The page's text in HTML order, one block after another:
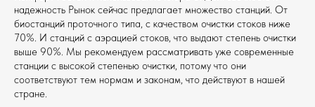
надежность Рынок сейчас предлагает множество станций. От
биостанций проточного типа, с качеством очистки стоков ниже
70%. И станций с аэрацией стоков, что выдают степень очистки
выше 90%. Мы рекомендуем рассматривать уже современные
станции с высокой степенью очистки, потому что они
соответствуют тем нормам и законам, что действуют в нашей
стране.